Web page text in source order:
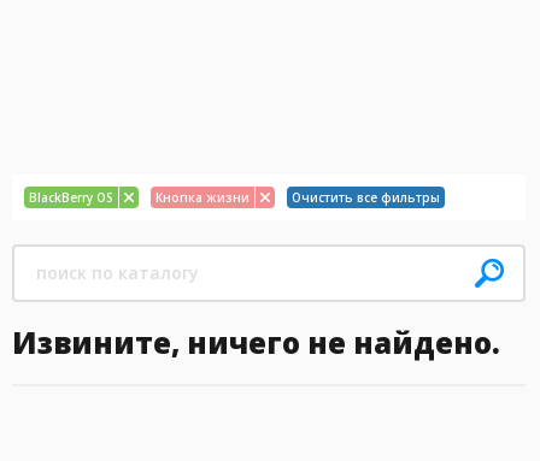
BlackBerry OS Кнопка жизни Очистить все фильтры
Извините, ничего не найдено.